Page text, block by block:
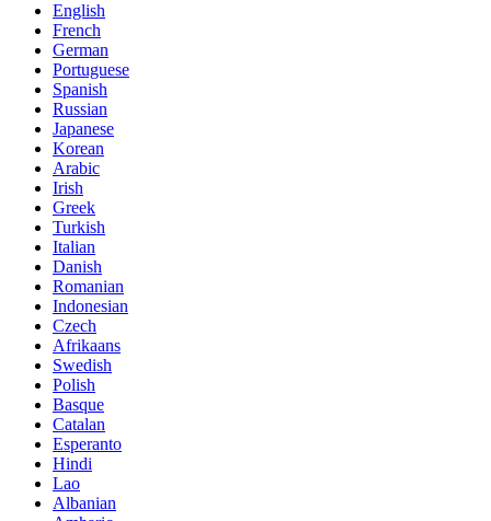
English
French
German
Portuguese
Spanish
Russian
Japanese
Korean
Arabic
Irish
Greek
Turkish
Italian
Danish
Romanian
Indonesian
Czech
Afrikaans
Swedish
Polish
Basque
Catalan
Esperanto
Hindi
Lao
Albanian